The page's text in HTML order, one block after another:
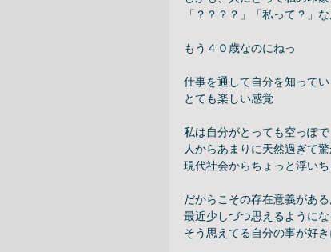
「？？？？」「私って？」
もう４０歳なのにねっ
仕事を通して自分を知って
とても楽しい感覚
私は自分がとっても空っぽで
人からあまりに天然過ぎて
現代社会からちょっと浮い
だからこその存在意義があ
最近少しづつ思えるように
そう思えてる自分の事が好